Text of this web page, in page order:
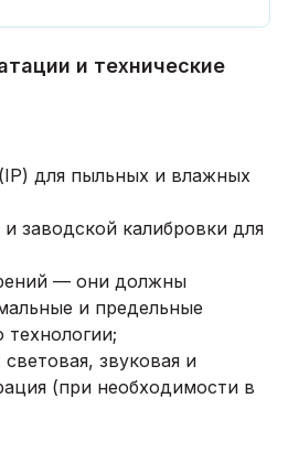
и технические
для пыльных и влажных
заводской калибровки для
— они должны
и предельные
звуковая и
(при необходимости в